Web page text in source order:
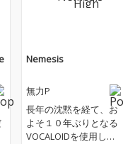
Nemesis
無力P
長年の沈黙を経て、お
よそ１０年ぶりとなる
VOCALOIDを使用した